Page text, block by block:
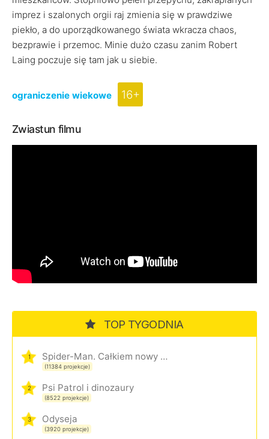
imprez i szalonych orgii raj zmienia się w prawdziwe
piekło, a do uporządkowanego świata wkracza chaos,
bezprawie i przemoc. Minie dużo czasu zanim Robert
Laing poczuje się tam jak u siebie.
ograniczenie wiekowe 16+
Zwiastun filmu
TOP TYGODNIA
1 Spider-Man. Całkiem nowy dzień
(11384 projekcje)
2 Psi Patrol i dinozaury
(8522 projekcje)
3 Odyseja
(3920 projekcje)